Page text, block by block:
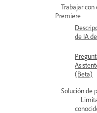
Trabajar con
Premiere
de IA
(Beta)
Solución de